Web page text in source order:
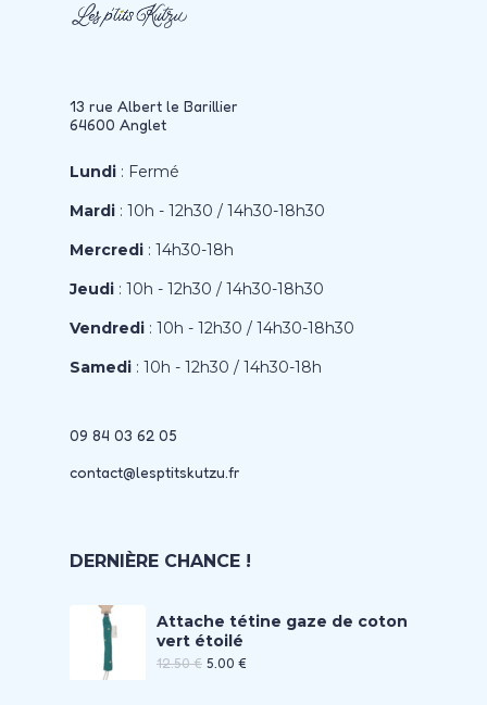
13 rue Albert le Barillier
64600 Anglet
Lundi : Fermé
Mardi : 10h - 12h30 / 14h30-18h30
Mercredi : 14h30-18h
Jeudi : 10h - 12h30 / 14h30-18h30
Vendredi : 10h - 12h30 / 14h30-18h30
Samedi : 10h - 12h30 / 14h30-18h
09 84 03 62 05
contact@lesptitskutzu.fr
DERNIÈRE CHANCE !
Attache tétine gaze de coton
vert étoilé
12.50€ 5.00 €